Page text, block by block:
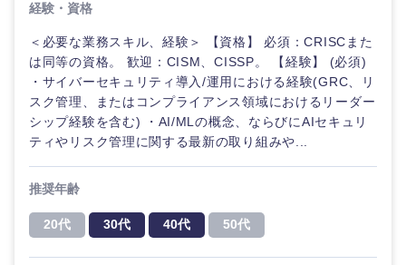
ご希望の職種を選択してください
画・事業
企画
経営ボー
すべての経営企画・事業企
事業企画・事業開発
ご希望の職種を選択してください
経営企画・事業企画
経営ボード
ご希望の業界を選択してください
エネルギー・資源・環境
ご希望の勤務地を選択してください
秋田県 岩手県
ご希望条件を入力ください
希望年収
20代
経験・資格
＜必要な業務スキル、経験＞ 【資格】 必須：CRISCまた
は同等の資格。 歓迎：CISM、CISSP。 【経験】 (必須)
・サイバーセキュリティ導入/運用における経験(GRC、リ
スク管理、またはコンプライアンス領域におけるリーダー
シップ経験を含む) ・AI/MLの概念、ならびにAIセキュリ
ティやリスク管理に関する最新の取り組みや...
推奨年齢
20代 30代 40代 50代